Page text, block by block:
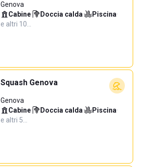
Genova
Cabine· Doccia calda· Piscina·
e altri 10…
Squash Genova
Genova
Cabine· Doccia calda· Piscina·
e altri 5…